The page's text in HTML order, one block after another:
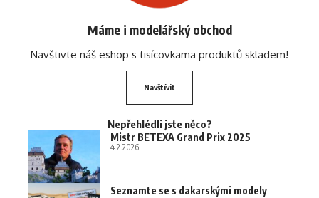
Máme i modelářský obchod
Navštivte náš eshop s tisícovkama produktů skladem!
Navštívit
Nepřehlédli jste něco?
Mistr BETEXA Grand Prix 2025
4.2.2026
Seznamte se s dakarskými modely